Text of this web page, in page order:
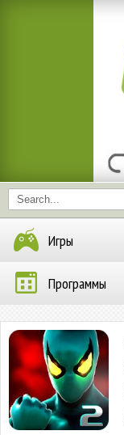
Игры
Программы